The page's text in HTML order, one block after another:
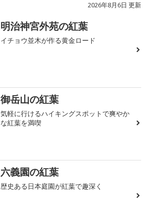
2026年8月6日 更新
明治神宮外苑の紅葉
イチョウ並木が作る黄金ロード
御岳山の紅葉
気軽に行けるハイキングスポットで爽やか
な紅葉を満喫
六義園の紅葉
歴史ある日本庭園が紅葉で趣深く